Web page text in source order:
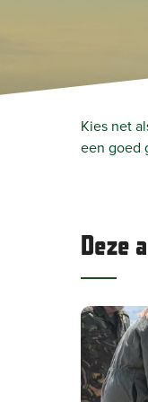
Kies net
een goed
Deze